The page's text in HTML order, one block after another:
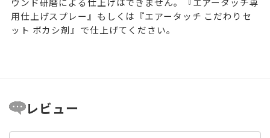
用仕上げスプレー』もしくは『エアータッチ こだわりセ
ット ボカシ剤』で仕上げてください。
レビュー